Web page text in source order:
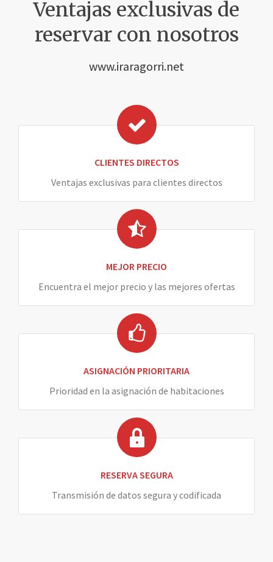
Ventajas exclusivas de
reservar con nosotros
www.iraragorri.net
CLIENTES DIRECTOS
Ventajas exclusivas para clientes directos
MEJOR PRECIO
Encuentra el mejor precio y las mejores ofertas
ASIGNACIÓN PRIORITARIA
Prioridad en la asignación de habitaciones
RESERVA SEGURA
Transmisión de datos segura y codificada